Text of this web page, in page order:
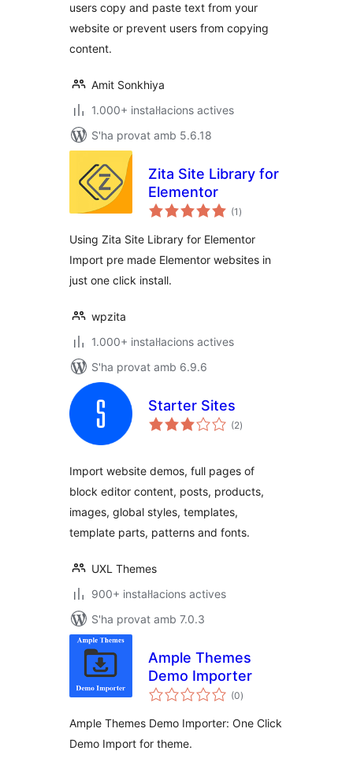
users copy and paste text from your
website or prevent users from copying
content.
Amit Sonkhiya
1.000+ instal·lacions actives
S'ha provat amb 5.6.18
Zita Site Library for
Elementor
(1 puntuacions
totals
)
Using Zita Site Library for Elementor
Import pre made Elementor websites in
just one click install.
wpzita
1.000+ instal·lacions actives
S'ha provat amb 6.9.6
Starter Sites
(2puntuacions
totals
)
Import website demos, full pages of
block editor content, posts, products,
images, global styles, templates,
template parts, patterns and fonts.
UXL Themes
900+ instal·lacions actives
S'ha provat amb 7.0.3
Ample Themes
Demo Importer
(0puntuacions
totals
)
Ample Themes Demo Importer: One Click
Demo Import for theme.